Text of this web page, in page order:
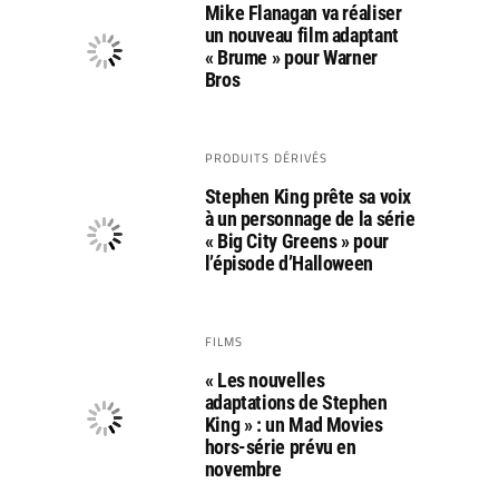
Mike Flanagan va réaliser
un nouveau film adaptant
« Brume » pour Warner
Bros
PRODUITS DÉRIVÉS
Stephen King prête sa voix
à un personnage de la série
« Big City Greens » pour
l’épisode d’Halloween
FILMS
« Les nouvelles
adaptations de Stephen
King » : un Mad Movies
hors-série prévu en
novembre